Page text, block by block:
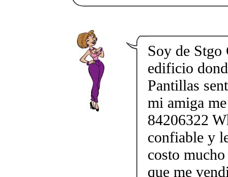
Soy de
edificio
Pantillas
mi amiga
84206322
confiable y
costo
que me